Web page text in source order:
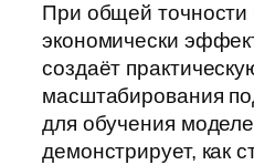
При общей точности
экономически
создаёт
масштабирования
для обучения
демонстрирует, как